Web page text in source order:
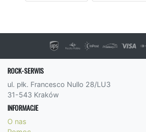
ROCK-SERWIS
ul. płk. Francesco Nullo 28/LU3
31-543 Kraków
INFORMACJE
O nas